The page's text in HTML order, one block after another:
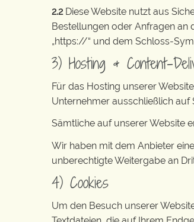
2.2Diese Website nutzt aus
Bestellungen oder Anfragen an
„https://“ und dem Schloss-
3) Hosting & Content-
Für das Hosting unserer
Unternehmer ausschließlich
Sämtliche auf unserer Website
Wir haben mit dem Anbieter
unberechtigte Weitergabe an
4) Cookies
Um den Besuch unserer